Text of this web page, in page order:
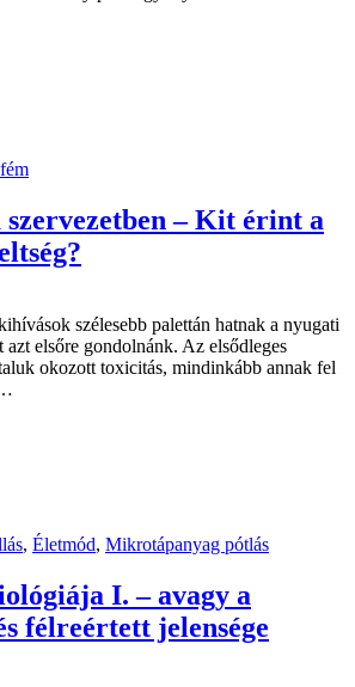
szervezetben – Kit érint a
szélesebb palettán hatnak a nyugati
azt elsőre gondolnánk. Az elsődleges
okozott toxicitás, mindinkább annak fel
, Életmód, Mikrotápanyag pótlás
I. – avagy a
félreértett jelensége